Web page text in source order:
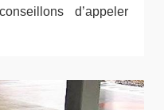
d’appeler